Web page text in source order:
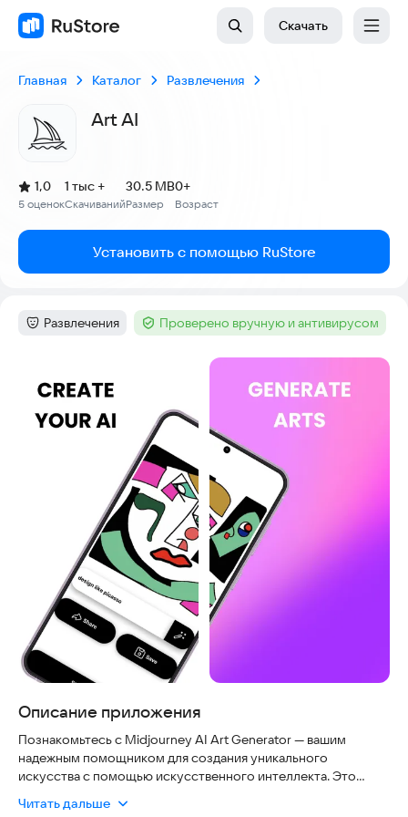
Скачать
Главная Каталог Развлечения
Art AI
Рейтинг:
1,0
(
5 оценок
)
Скачиваний
1 тыс +
Размер
30.5 MB
Возраст
0+
Установить с помощью RuStore
Категория:
Развлечения Тег :Проверено вручную и антивирусом
Описание приложения
Познакомьтесь с Midjourney AI Art Generator — вашим
надежным помощником для создания уникального
искусства с помощью искусственного интеллекта. Это
стабильно на современных смартфонах, не требуя сложной
Читать дальше